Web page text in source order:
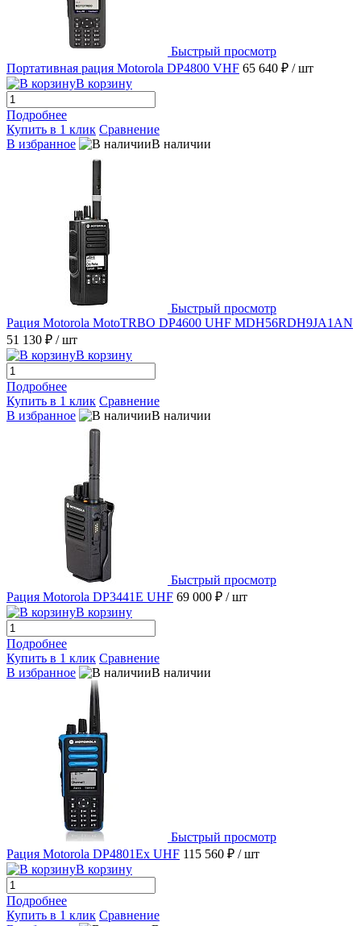
Быстрый просмотр
Портативная рация Motorola DP4800 VHF 65 640 ₽ / шт
В корзину
Подробнее
Купить в 1 клик Сравнение
В избранное
В наличии
Быстрый просмотр
Рация Motorola MotoTRBO DP4600 UHF MDH56RDH9JA1AN
51 130 ₽ / шт
В корзину
Подробнее
Купить в 1 клик Сравнение
В избранное
В наличии
Быстрый просмотр
Рация Motorola DP3441E UHF 69 000 ₽ / шт
В корзину
Подробнее
Купить в 1 клик Сравнение
В избранное
В наличии
Быстрый просмотр
Рация Motorola DP4801Ex UHF 115 560 ₽ / шт
В корзину
Подробнее
Купить в 1 клик Сравнение